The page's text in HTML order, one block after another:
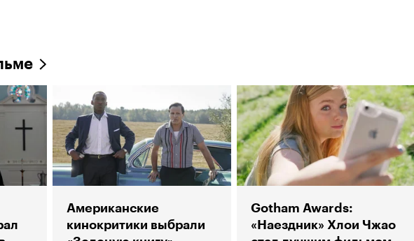
Американские
кинокритики выбрали
Gotham Awards:
«Наездник» Хлои Чжао